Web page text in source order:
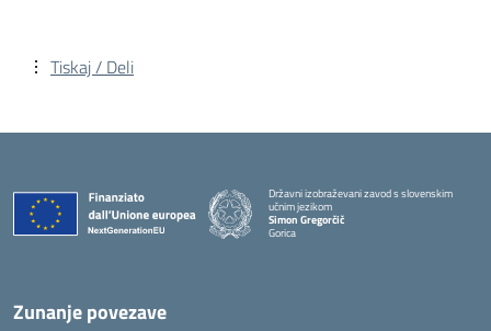
Tiskaj / Deli
Državni izobraževani zavod s slovenskim
učnim jezikom
Simon Gregorčič
Gorica
Zunanje povezave